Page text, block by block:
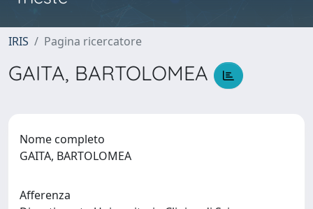
IRIS Pagina ricercatore
GAITA, BARTOLOMEA
Nome completo
GAITA, BARTOLOMEA
Afferenza